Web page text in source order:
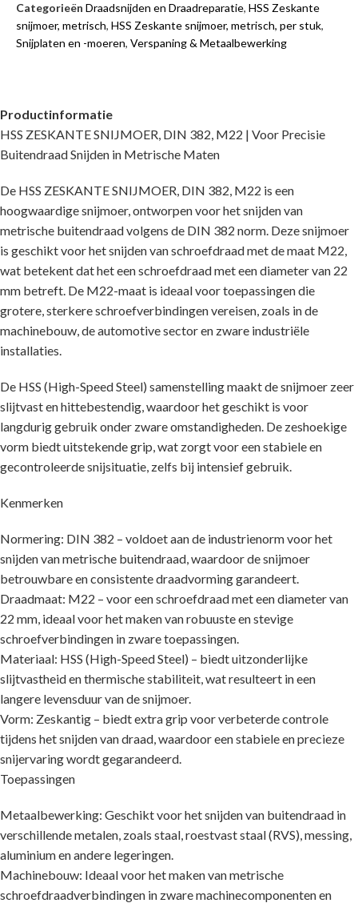
Categorieën Draadsnijden en Draadreparatie, HSS Zeskante
snijmoer, metrisch, HSS Zeskante snijmoer, metrisch, per stuk,
Snijplaten en -moeren, Verspaning & Metaalbewerking
Productinformatie
HSS ZESKANTE SNIJMOER, DIN 382, M22 | Voor Precisie
Buitendraad Snijden in Metrische Maten
De HSS ZESKANTE SNIJMOER, DIN 382, M22 is een
hoogwaardige snijmoer, ontworpen voor het snijden van
metrische buitendraad volgens de DIN 382 norm. Deze snijmoer
is geschikt voor het snijden van schroefdraad met de maat M22,
wat betekent dat het een schroefdraad met een diameter van 22
mm betreft. De M22-maat is ideaal voor toepassingen die
grotere, sterkere schroefverbindingen vereisen, zoals in de
machinebouw, de automotive sector en zware industriële
installaties.
De HSS (High-Speed Steel) samenstelling maakt de snijmoer zeer
slijtvast en hittebestendig, waardoor het geschikt is voor
langdurig gebruik onder zware omstandigheden. De zeshoekige
vorm biedt uitstekende grip, wat zorgt voor een stabiele en
gecontroleerde snijsituatie, zelfs bij intensief gebruik.
Kenmerken
Normering: DIN 382 – voldoet aan de industrienorm voor het
snijden van metrische buitendraad, waardoor de snijmoer
betrouwbare en consistente draadvorming garandeert.
Draadmaat: M22 – voor een schroefdraad met een diameter van
22 mm, ideaal voor het maken van robuuste en stevige
schroefverbindingen in zware toepassingen.
Materiaal: HSS (High-Speed Steel) – biedt uitzonderlijke
slijtvastheid en thermische stabiliteit, wat resulteert in een
langere levensduur van de snijmoer.
Vorm: Zeskantig – biedt extra grip voor verbeterde controle
tijdens het snijden van draad, waardoor een stabiele en precieze
snijervaring wordt gegarandeerd.
Toepassingen
Metaalbewerking: Geschikt voor het snijden van buitendraad in
verschillende metalen, zoals staal, roestvast staal (RVS), messing,
aluminium en andere legeringen.
Machinebouw: Ideaal voor het maken van metrische
schroefdraadverbindingen in zware machinecomponenten en